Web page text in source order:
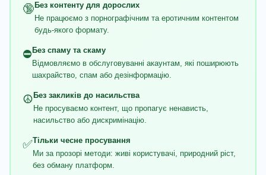
🔞 Без контенту для дорослих
Не працюємо з порнографічним та еротичним контентом
будь-якого формату.
⛔ Без спаму та скаму
Відмовляємо в обслуговуванні акаунтам, які поширюють
шахрайство, спам або дезінформацію.
☮️ Без закликів до насильства
Не просуваємо контент, що пропагує ненависть,
насильство або дискримінацію.
✅Тільки чесне просування
Ми за прозорі методи: живі користувачі, природний ріст,
без обману платформ.